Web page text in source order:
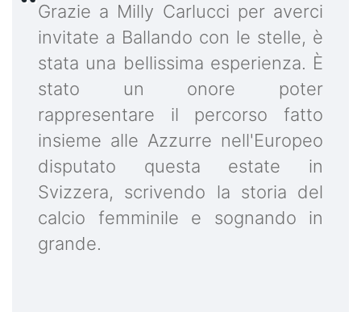
Grazie a Milly Carlucci per averci
invitate a Ballando con le stelle, è
stata una bellissima esperienza. È
stato un onore poter
rappresentare il percorso fatto
insieme alle Azzurre nell'Europeo
disputato questa estate in
Svizzera, scrivendo la storia del
calcio femminile e sognando in
grande.